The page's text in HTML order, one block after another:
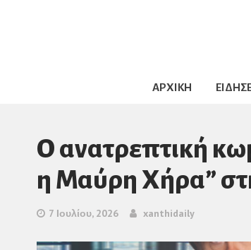
ΑΡΧΙΚΗ
Ο ανατρεπτική
η Μαύρη Χήρα”
7 Ιουλίου, 2026 xanthidaily